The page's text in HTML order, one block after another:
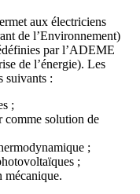
aux électriciens
de l’Environnement)
par l’ADEME
de l’énergie). Les
suivants :
;
comme solution de
;
;
mécanique.